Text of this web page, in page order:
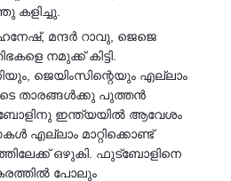
കളിച്ചു.
മന്ദർ റാവു, ജെജെ
നമുക്ക് കിട്ടി.
ജെയിംസിന്റെയും എല്ലാം
താരങ്ങൾക്കു പുത്തൻ
ഇന്ത്യയിൽ ആവേശം
എല്ലാം മാറ്റിക്കൊണ്ട്
ഒഴുകി. ഫുട്‍ബോളിനെ
പോലും